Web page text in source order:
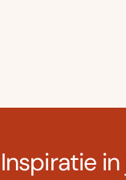
Inspiratie